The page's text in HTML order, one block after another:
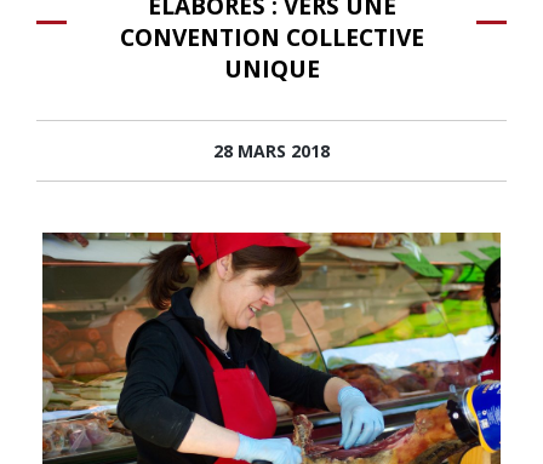
ÉLABORÉS : VERS UNE
CONVENTION COLLECTIVE
UNIQUE
28 MARS 2018